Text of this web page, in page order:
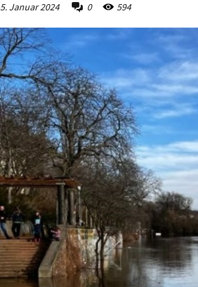
5. Januar 2024
0 594